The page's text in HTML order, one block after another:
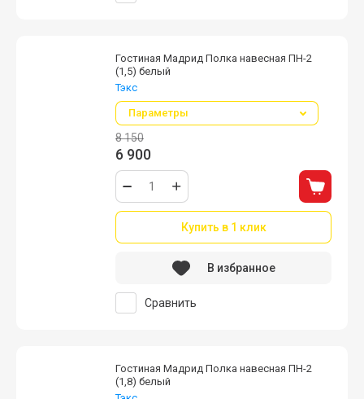
Гостиная Мадрид Полка навесная ПН-2
(1,5) белый
Тэкс
Параметры
8 150
6 900
Купить в 1 клик
Сравнить
В избранное
Гостиная Мадрид Полка навесная ПН-2
(1,8) белый